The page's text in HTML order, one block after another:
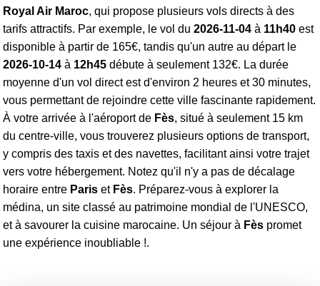
Royal Air Maroc, qui propose plusieurs vols directs à des
tarifs attractifs. Par exemple, le vol du 2026-11-04 à 11h40 est
disponible à partir de 165€, tandis qu'un autre au départ le
2026-10-14 à 12h45 débute à seulement 132€. La durée
moyenne d'un vol direct est d'environ 2 heures et 30 minutes,
vous permettant de rejoindre cette ville fascinante rapidement.
À votre arrivée à l'aéroport de Fès, situé à seulement 15 km
du centre-ville, vous trouverez plusieurs options de transport,
y compris des taxis et des navettes, facilitant ainsi votre trajet
vers votre hébergement. Notez qu'il n'y a pas de décalage
horaire entre Paris et Fès. Préparez-vous à explorer la
médina, un site classé au patrimoine mondial de l'UNESCO,
et à savourer la cuisine marocaine. Un séjour à Fès promet
une expérience inoubliable !.